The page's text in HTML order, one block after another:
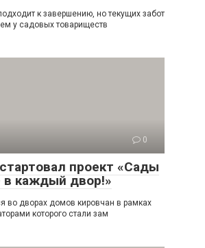
к завершению, но текущих забот
у садовых товариществ
0
проект «Сады
каждый двор!»
во дворах домов кировчан в рамках
которого стали зам